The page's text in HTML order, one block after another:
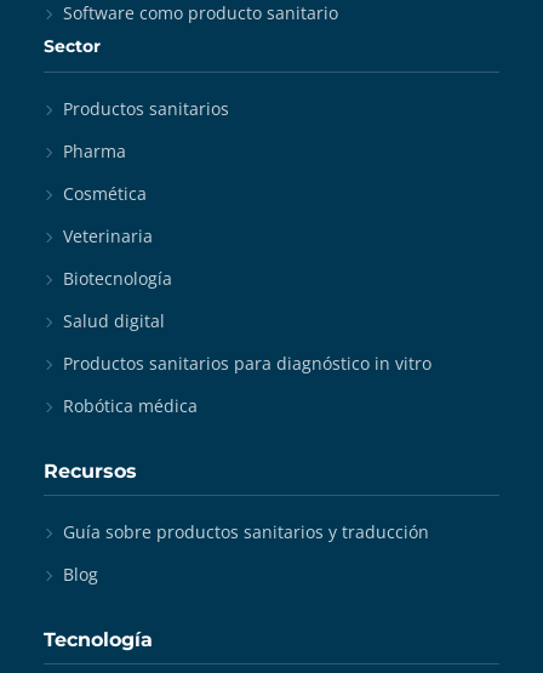
Software como producto sanitario
Sector
Productos sanitarios
Pharma
Cosmética
Veterinaria
Biotecnología
Salud digital
Productos sanitarios para diagnóstico in vitro
Robótica médica
Recursos
Guía sobre productos sanitarios y traducción
Blog
Tecnología